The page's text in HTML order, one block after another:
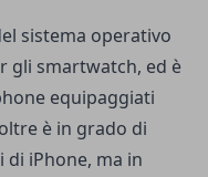
sistema operativo
gli smartwatch, ed è
equipaggiati
è in grado di
di iPhone, ma in